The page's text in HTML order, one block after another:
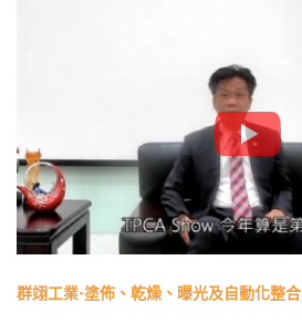
群翊工業-塗佈、乾燥、曝光及自動化整合